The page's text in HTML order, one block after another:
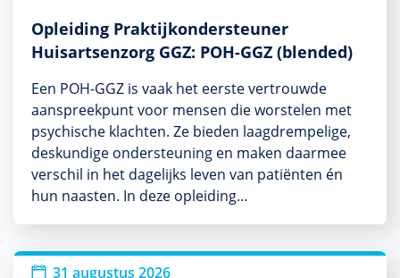
Opleiding Praktijkondersteuner
Huisartsenzorg GGZ: POH-GGZ (blended)
Een POH-GGZ is vaak het eerste vertrouwde
aanspreekpunt voor mensen die worstelen met
psychische klachten. Ze bieden laagdrempelige,
deskundige ondersteuning en maken daarmee
verschil in het dagelijks leven van patiënten én
hun naasten. In deze opleiding…
31 augustus 2026